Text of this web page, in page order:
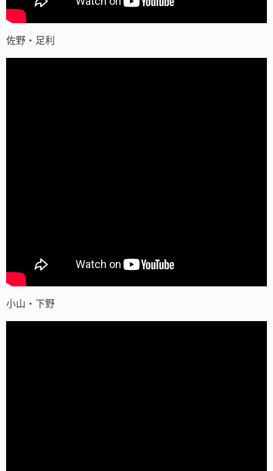
佐野・足利
小山・下野